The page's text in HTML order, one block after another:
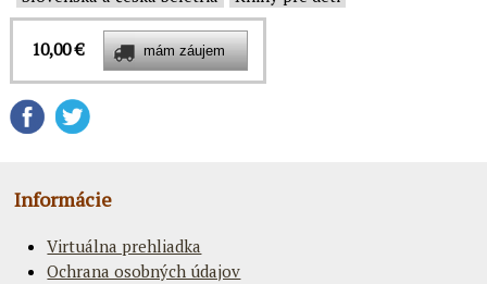
10,00 €
Informácie
Virtuálna prehliadka
Ochrana osobných údajov